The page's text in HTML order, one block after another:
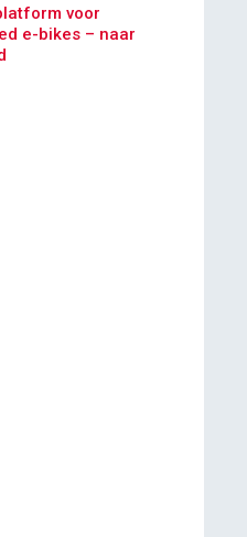
voor
e-bikes – naar